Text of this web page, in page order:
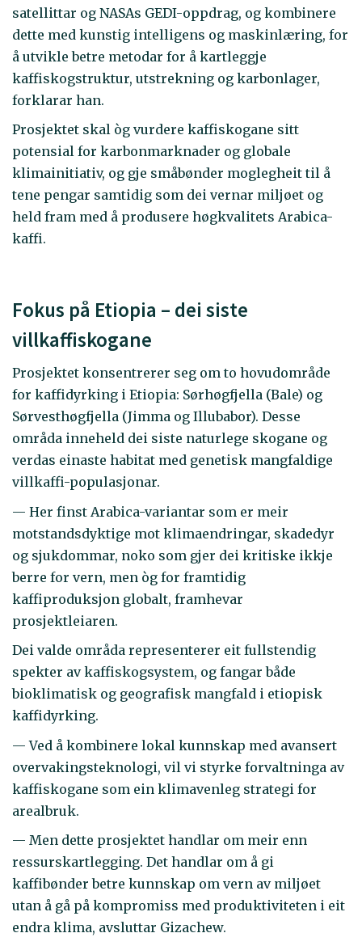
satellittar og NASAs GEDI-oppdrag, og kombinere
dette med kunstig intelligens og maskinlæring, for
å utvikle betre metodar for å kartleggje
kaffiskogstruktur, utstrekning og karbonlager,
forklarar han.
Prosjektet skal òg vurdere kaffiskogane sitt
potensial for karbonmarknader og globale
klimainitiativ, og gje småbønder moglegheit til å
tene pengar samtidig som dei vernar miljøet og
held fram med å produsere høgkvalitets Arabica-
kaffi.
Fokus på Etiopia – dei siste
villkaffiskogane
Prosjektet konsentrerer seg om to hovudområde
for kaffidyrking i Etiopia: Sørhøgfjella (Bale) og
Sørvesthøgfjella (Jimma og Illubabor). Desse
områda inneheld dei siste naturlege skogane og
verdas einaste habitat med genetisk mangfaldige
villkaffi-populasjonar.
— Her finst Arabica-variantar som er meir
motstandsdyktige mot klimaendringar, skadedyr
og sjukdommar, noko som gjer dei kritiske ikkje
berre for vern, men òg for framtidig
kaffiproduksjon globalt, framhevar
prosjektleiaren.
Dei valde områda representerer eit fullstendig
spekter av kaffiskogsystem, og fangar både
bioklimatisk og geografisk mangfald i etiopisk
kaffidyrking.
— Ved å kombinere lokal kunnskap med avansert
overvakingsteknologi, vil vi styrke forvaltninga av
kaffiskogane som ein klimavenleg strategi for
arealbruk.
— Men dette prosjektet handlar om meir enn
ressurskartlegging. Det handlar om å gi
kaffibønder betre kunnskap om vern av miljøet
utan å gå på kompromiss med produktiviteten i eit
endra klima, avsluttar Gizachew.